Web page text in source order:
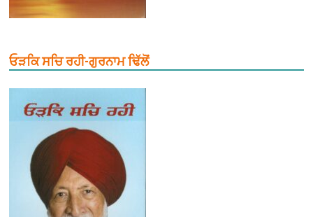
ਓੜਕਿ ਸਚਿ ਰਹੀ-ਗੁਰਨਾਮ ਢਿੱਲੋਂ